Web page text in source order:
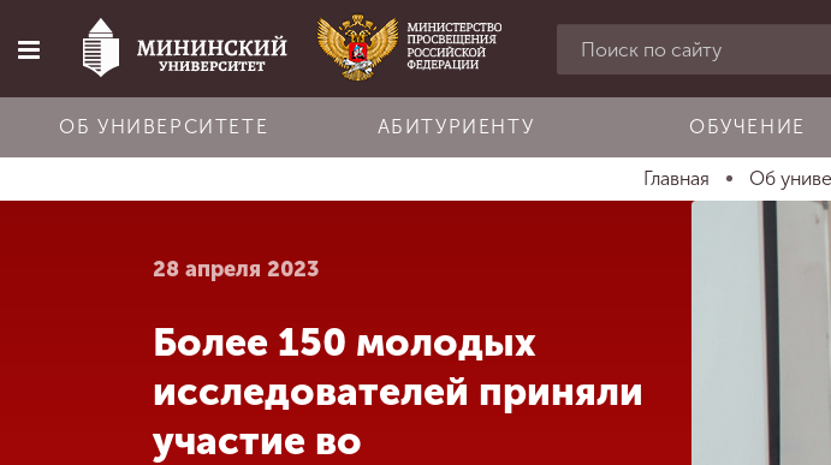
Главная
Об университете
Абитуриенту
Обучение
ОБ УНИВЕРСИТЕТЕ АБИТУРИЕНТУ ОБУЧЕНИЕ
Главная Об
28 апреля 2023
Более 150 молодых
исследователей приняли
участие во